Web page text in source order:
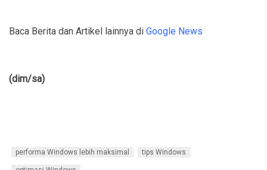
Baca Berita dan Artikel lainnya di Google News
(dim/sa)
performa Windows lebih maksimal tips Windows